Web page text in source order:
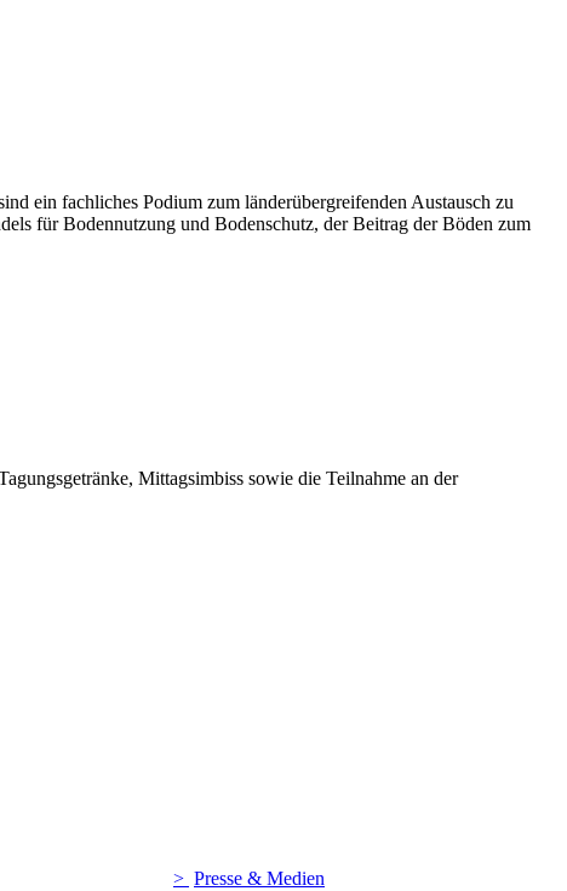
ein fachliches Podium zum länderübergreifenden Austausch zu
für Bodennutzung und Bodenschutz, der Beitrag der Böden zum
Mittagsimbiss sowie die Teilnahme an der
Presse & Medien